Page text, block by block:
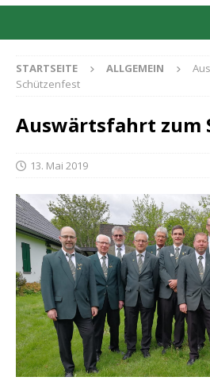
STARTSEITE ALLGEMEIN
Schützenfest
Auswärtsfahrt zum
13. Mai 2019